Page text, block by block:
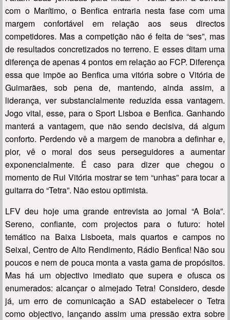
com o Marítimo, o Benfica entraria nesta fase com uma
margem confortável em relação aos seus directos
competidores. Mas a competição não é feita de “ses”, mas
de resultados concretizados no terreno. E esses ditam uma
diferença de apenas 4 pontos em relação ao FCP. Diferença
essa que impõe ao Benfica uma vitória sobre o Vitória de
Guimarães, sob pena de, mantendo, ainda assim, a
liderança, ver substancialmente reduzida essa vantagem.
Jogo vital, esse, para o Sport Lisboa e Benfica. Ganhando
manterá a vantagem, que não sendo decisiva, dá algum
conforto. Perdendo vê a margem de manobra a definhar e,
pior, vê o moral dos seus perseguidores a aumentar
exponencialmente. É caso para dizer que chegou o
momento de Rui Vitória mostrar se tem “unhas” para tocar a
guitarra do “Tetra”. Não estou optimista.
LFV deu hoje uma grande entrevista ao jornal “A Bola”.
Sereno, confiante, com projectos para o futuro: hotel
temático na Baixa Lisboeta, mais quartos e campos no
Seixal, Centro de Alto Rendimento, Rádio Benfica! Não sou
poucos e nem de pouca monta a vasta gama de propósitos.
Mas há um objectivo imediato que supera e ofusca os
enumerados: alcançar o almejado Tetra! Considero, desde
já, um erro de comunicação a SAD estabelecer o Tetra
como objectivo, lançando assim uma pressão extra sobre